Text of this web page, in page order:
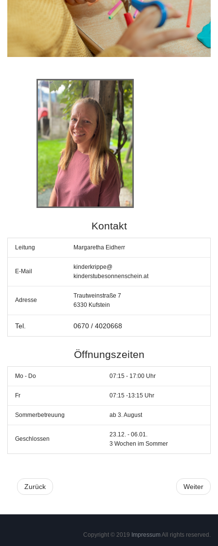
Kontakt
Leitung Margaretha Eidherr
E-Mail
kinderkrippe@
kinderstubesonnenschein.at
Adresse
Trautweinstraße 7
6330 Kufstein
Tel. 0670 / 4020668
Öffnungszeiten
Mo - Do 07:15 - 17:00 Uhr
Fr 07:15 -13:15 Uhr
Sommerbetreuung ab 3. August
Geschlossen
23.12. - 06.01.
3 Wochen im Sommer
Zurück Weiter
Copyright © 2019 Impressum All rights reserved.